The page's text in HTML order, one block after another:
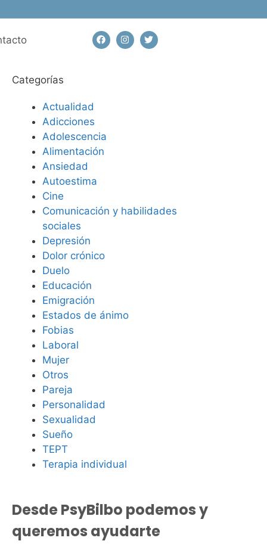
Categorías
Actualidad
Adicciones
Adolescencia
Alimentación
Ansiedad
Autoestima
Cine
Comunicación y habilidades
sociales
Depresión
Dolor crónico
Duelo
Educación
Emigración
Estados de ánimo
Fobias
Laboral
Mujer
Otros
Pareja
Personalidad
Sexualidad
Sueño
TEPT
Terapia individual
Desde PsyBilbo podemos y
queremos ayudarte